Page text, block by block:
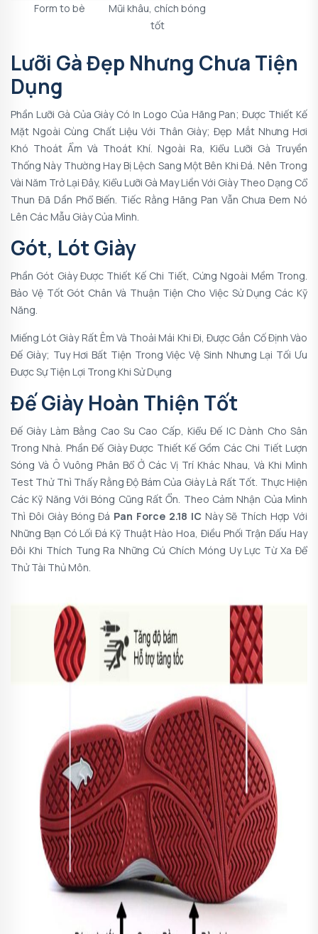
Form to bè
Mũi khâu, chích bóng
tốt
Lưỡi Gà Đẹp Nhưng Chưa Tiện
Dụng
Phần Lưỡi Gà Của Giày Có In Logo Của Hãng Pan; Được Thiết Kế
Mặt Ngoài Cùng Chất Liệu Với Thân Giày; Đẹp Mắt Nhưng Hơi
Khó Thoát Ẩm Và Thoát Khí. Ngoài Ra, Kiểu Lưỡi Gà Truyền
Thống Này Thường Hay Bị Lệch Sang Một Bên Khi Đá. Nên Trong
Vài Năm Trở Lại Đây, Kiểu Lưỡi Gà May Liền Với Giày Theo Dạng Cổ
Thun Đã Dần Phổ Biến. Tiếc Rằng Hãng Pan Vẫn Chưa Đem Nó
Lên Các Mẫu Giày Của Mình.
Gót, Lót Giày
Phần Gót Giày Được Thiết Kế Chi Tiết, Cứng Ngoài Mềm Trong.
Bảo Vệ Tốt Gót Chân Và Thuận Tiện Cho Việc Sử Dụng Các Kỹ
Năng.
Miếng Lót Giày Rất Êm Và Thoải Mái Khi Đi, Được Gắn Cố Định Vào
Đế Giày; Tuy Hơi Bất Tiện Trong Việc Vệ Sinh Nhưng Lại Tối Ưu
Được Sự Tiện Lợi Trong Khi Sử Dụng
Đế Giày Hoàn Thiện Tốt
Đế Giày Làm Bằng Cao Su Cao Cấp, Kiểu Đế IC Dành Cho Sân
Trong Nhà. Phần Đế Giày Được Thiết Kế Gồm Các Chi Tiết Lượn
Sóng Và Ô Vuông Phân Bổ Ở Các Vị Trí Khác Nhau, Và Khi Mình
Test Thử Thì Thấy Rằng Độ Bám Của Giày Là Rất Tốt. Thực Hiện
Các Kỹ Năng Với Bóng Cũng Rất Ổn. Theo Cảm Nhận Của Mình
Thì Đôi Giày Bóng Đá Pan Force 2.18 IC Này Sẽ Thích Hợp Với
Những Bạn Có Lối Đá Kỹ Thuật Hào Hoa, Điều Phối Trận Đấu Hay
Đôi Khi Thích Tung Ra Những Cú Chích Móng Uy Lực Từ Xa Để
Thử Tài Thủ Môn.